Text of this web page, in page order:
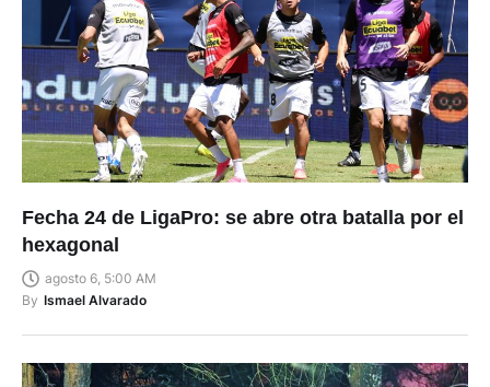
Fecha 24 de LigaPro: se abre otra batalla por el
hexagonal
agosto 6, 5:00 AM
By Ismael Alvarado